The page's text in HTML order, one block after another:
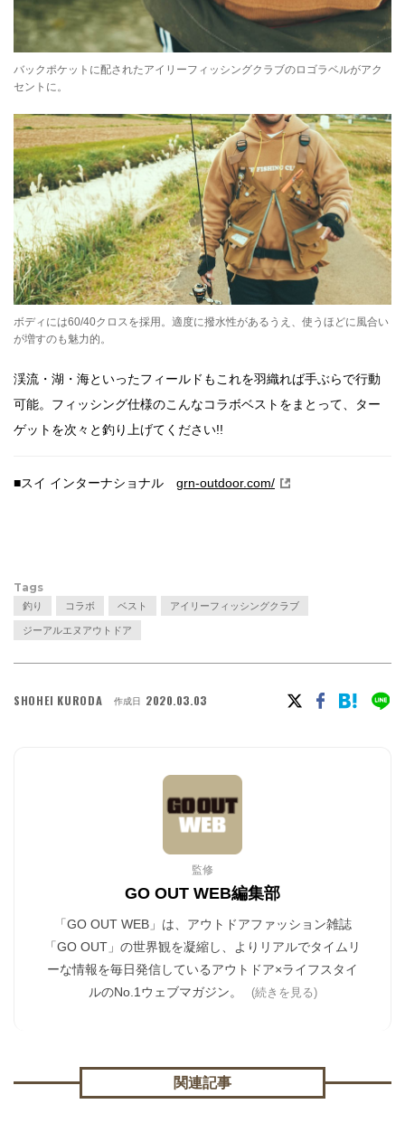
バックポケットに配されたアイリーフィッシングクラブのロゴラベルがアク
セントに。
ボディには60/40クロスを採用。適度に撥水性があるうえ、使うほどに風合い
が増すのも魅力的。
渓流・湖・海といったフィールドもこれを羽織れば手ぶらで行動
可能。フィッシング仕様のこんなコラボベストをまとって、ター
ゲットを次々と釣り上げてください!!
■スイ インターナショナル grn-outdoor.com/
Tags
釣り コラボ ベスト アイリーフィッシングクラブ
ジーアルエヌアウトドア
SHOHEI KURODA 作成日 2020.03.03
監修
GO OUT WEB編集部
「GO OUT WEB」は、アウトドアファッション雑誌
「GO OUT」の世界観を凝縮し、よりリアルでタイムリ
ーな情報を毎日発信しているアウトドア×ライフスタイ
ルのNo.1ウェブマガジン。
(続きを見る)
関連記事